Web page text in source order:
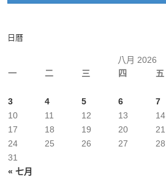
日曆
八月 2026
一
二 三 四 五
« 七月
3
4 5 6 7
10
11 12 13 14
17
18 19 20 21
24
25 26 27 28
31